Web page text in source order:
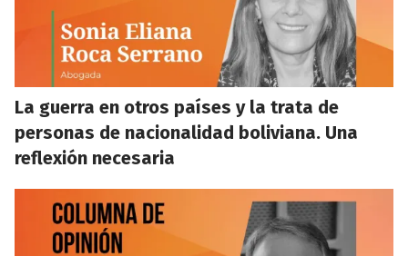
La guerra en otros países y la trata de
personas de nacionalidad boliviana. Una
reflexión necesaria